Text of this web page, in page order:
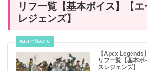
リフ一覧【基本ボイス】【エ
レジェンズ】
【Apex Legends
リフ一覧【基本ボ
スレジェンズ】